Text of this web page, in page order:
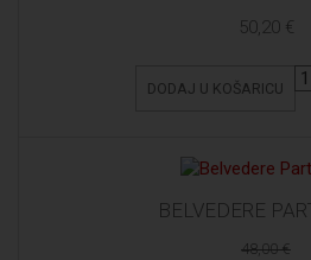
50,20 €
DODAJ U KOŠARICU
BELVEDERE
48,00 €